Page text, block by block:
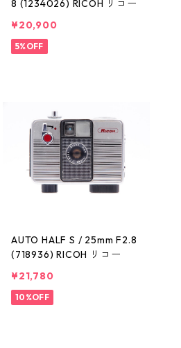
8 (1234026) RICOH リコー
¥20,900
5%OFF
AUTO HALF S / 25mm F2.8
(718936) RICOH リコー
¥21,780
10%OFF